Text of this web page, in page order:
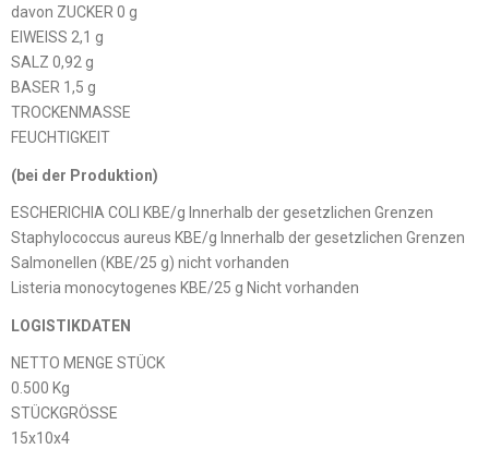
davon ZUCKER 0 g
EIWEISS 2,1 g
SALZ 0,92 g
BASER 1,5 g
TROCKENMASSE
FEUCHTIGKEIT
(bei der Produktion)
ESCHERICHIA COLI KBE/g Innerhalb der gesetzlichen Grenzen
Staphylococcus aureus KBE/g Innerhalb der gesetzlichen Grenzen
Salmonellen (KBE/25 g) nicht vorhanden
Listeria monocytogenes KBE/25 g Nicht vorhanden
LOGISTIKDATEN
NETTO MENGE STÜCK
0.500 Kg
STÜCKGRÖSSE
15x10x4